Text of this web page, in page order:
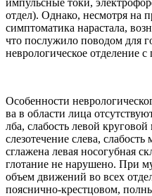
от­дел). Однако, несмотря на
симптоматика нарастала,
что послужило поводом для
неврологическое
Особенности
ва в области лица
лба, слабость левой
слезоте­чение слева,
сглажена левая носогубная
глотание не нару­шено. При
объем движений во всех
пояснично-крестцовом,